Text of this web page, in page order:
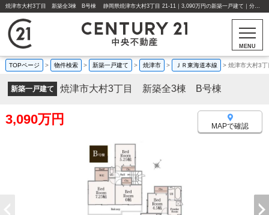
焼津市大村3丁目 新築全3棟 B号棟 静岡県焼津市大村3丁目 21-11｜3,090万円の新築一戸建て｜分譲住宅や新築物件｜センチュリー21中央不動産
MENU
TOPページ > 物件検索 > 新築一戸建て > 焼津市 > ＪＲ東海道本線 > 焼津市大村3
新築一戸建て 焼津市大村3丁目 新築全3棟 B号棟
3,090万円 MAPで確認